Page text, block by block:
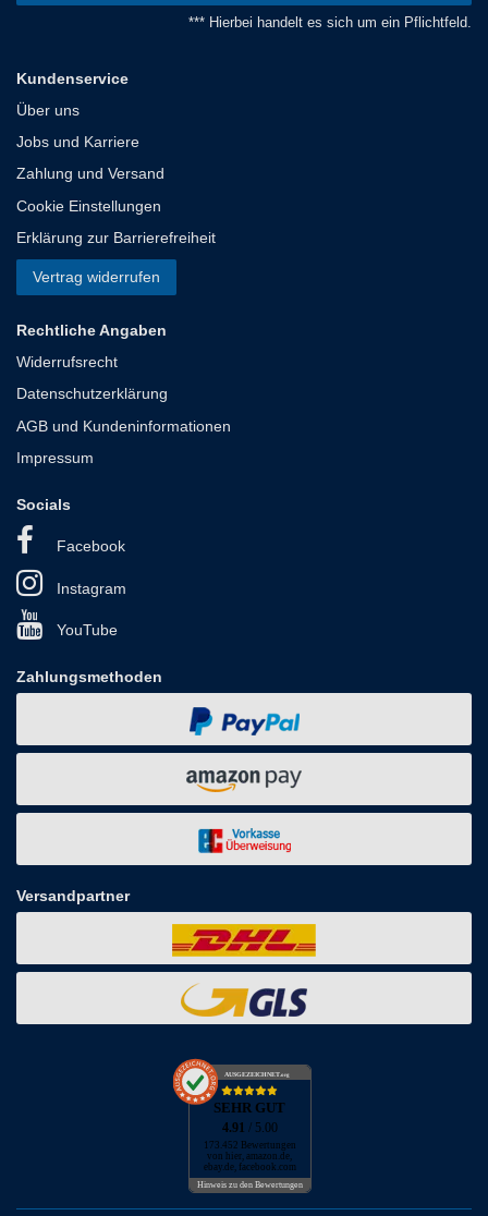
*** Hierbei handelt es sich um ein Pflichtfeld.
Kundenservice
Über uns
Jobs und Karriere
Zahlung und Versand
Cookie Einstellungen
Erklärung zur Barrierefreiheit
Vertrag widerrufen
Rechtliche Angaben
Widerrufsrecht
Datenschutzerklärung
AGB und Kundeninformationen
Impressum
Socials
Facebook
Instagram
YouTube
Zahlungsmethoden
Versandpartner
AUSGEZEICHNET.org
SEHR GUT
4.91 / 5.00
173.452 Bewertungen
von hier, amazon.de,
ebay.de, facebook.com
Hinweis zu den Bewertungen